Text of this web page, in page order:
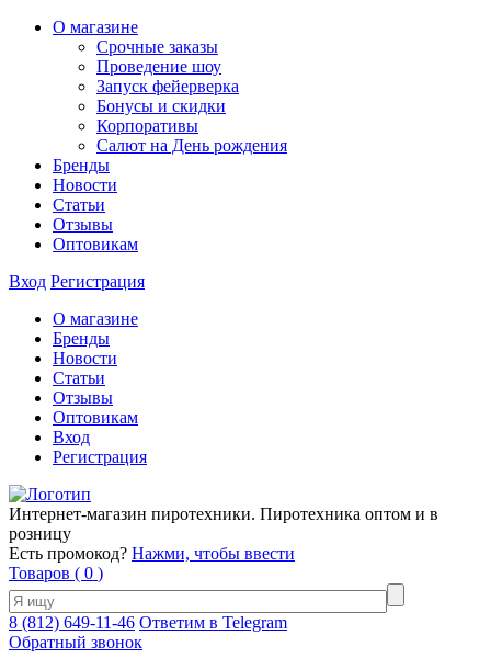
О магазине
Срочные заказы
Проведение шоу
Запуск фейерверка
Бонусы и скидки
Корпоративы
Салют на День рождения
Бренды
Новости
Статьи
Отзывы
Оптовикам
Вход Регистрация
О магазине
Бренды
Новости
Статьи
Отзывы
Оптовикам
Вход
Регистрация
Интернет-магазин пиротехники. Пиротехника оптом и в
розницу
Есть промокод? Нажми, чтобы ввести
Товаров ( 0 )
8 (812) 649-11-46 Ответим в Telegram
Обратный звонок